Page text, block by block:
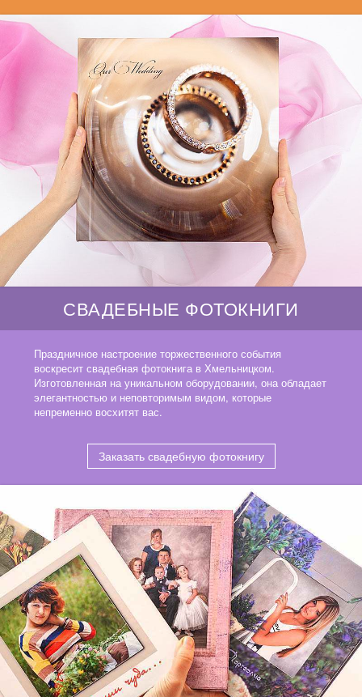
СВАДЕБНЫЕ ФОТОКНИГИ
Праздничное настроение торжественного события
воскресит свадебная фотокнига в Хмельницком.
Изготовленная на уникальном оборудовании, она обладает
элегантностью и неповторимым видом, которые
непременно восхитят вас.
Заказать свадебную фотокнигу